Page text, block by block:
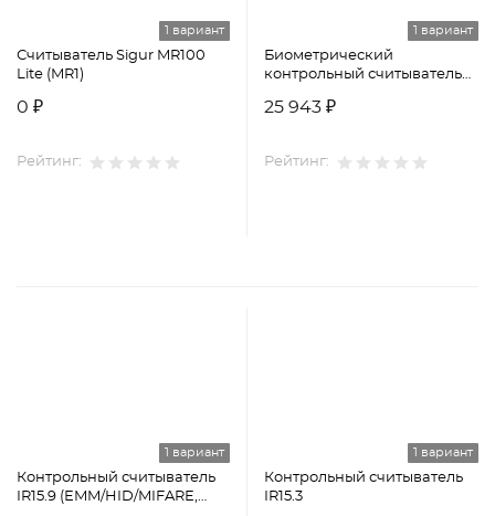
1 вариант
Считыватель Sigur MR100
Lite (MR1)
0 ₽
Рейтинг:
1 вариант
Биометрический
контрольный считыватель
25 943 ₽
Рейтинг:
1 вариант
Контрольный считыватель
IR15.9 (EMM/HID/MIFARE,
1 вариант
Контрольный считыватель
IR15.3